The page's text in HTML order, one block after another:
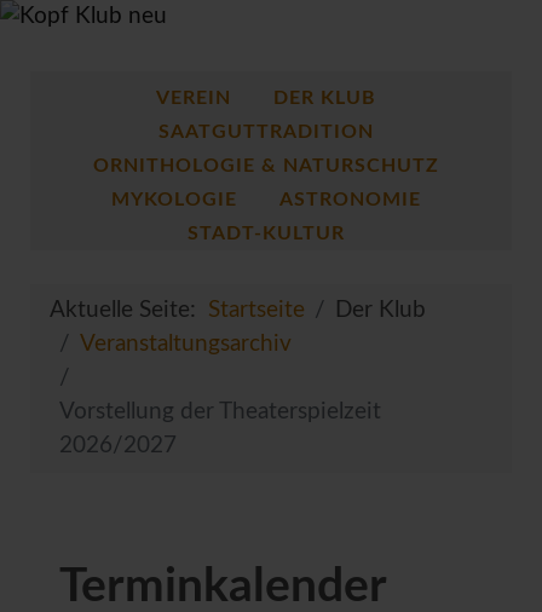
VEREIN
DER KLUB
SAATGUTTRADITION
ORNITHOLOGIE & NATURSCHUTZ
MYKOLOGIE
ASTRONOMIE
STADT-KULTUR
Aktuelle Seite: Startseite
Der Klub
Veranstaltungsarchiv
Vorstellung der Theaterspielzeit
2026/2027
Terminkalender